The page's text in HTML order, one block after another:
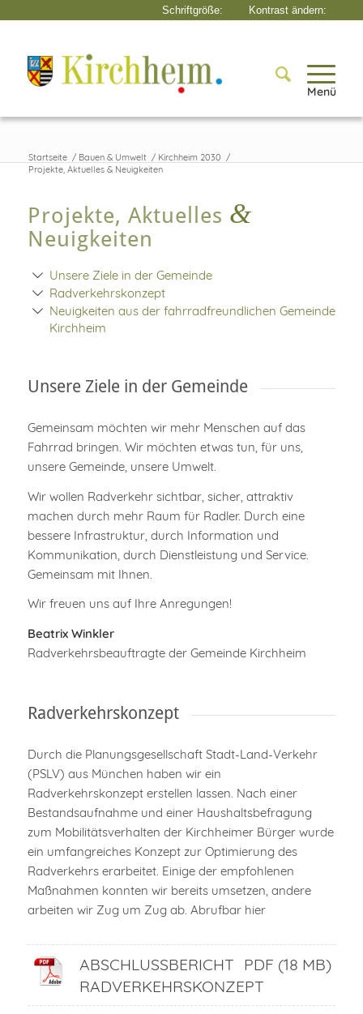
Menü
Startseite / Bauen & Umwelt / Kirchheim 2030 /
Projekte, Aktuelles & Neuigkeiten
Projekte, Aktuelles &
Neuigkeiten
Unsere Ziele in der Gemeinde
Radverkehrskonzept
Neuigkeiten aus der fahrradfreundlichen Gemeinde
Kirchheim
Unsere Ziele in der Gemeinde
Gemeinsam möchten wir mehr Menschen auf das
Fahrrad bringen. Wir möchten etwas tun, für uns,
unsere Gemeinde, unsere Umwelt.
Wir wollen Radverkehr sichtbar, sicher, attraktiv
machen durch mehr Raum für Radler. Durch eine
bessere Infrastruktur, durch Information und
Kommunikation, durch Dienstleistung und Service.
Gemeinsam mit Ihnen.
Wir freuen uns auf Ihre Anregungen!
Beatrix Winkler
Radverkehrsbeauftragte der Gemeinde Kirchheim
Radverkehrskonzept
Durch die Planungsgesellschaft Stadt-Land-Verkehr
(PSLV) aus München haben wir ein
Radverkehrskonzept erstellen lassen. Nach einer
Bestandsaufnahme und einer Haushaltsbefragung
zum Mobilitätsverhalten der Kirchheimer Bürger wurde
ein umfangreiches Konzept zur Optimierung des
Radverkehrs erarbeitet. Einige der empfohlenen
Maßnahmen konnten wir bereits umsetzen, andere
arbeiten wir Zug um Zug ab. Abrufbar hier
ABSCHLUSSBERICHT
RADVERKEHRSKONZEPT
PDF (18 MB)